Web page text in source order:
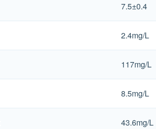
7.5±0.4
2.4mg/L
117mg/L
8.5mg/L
43.6mg/L